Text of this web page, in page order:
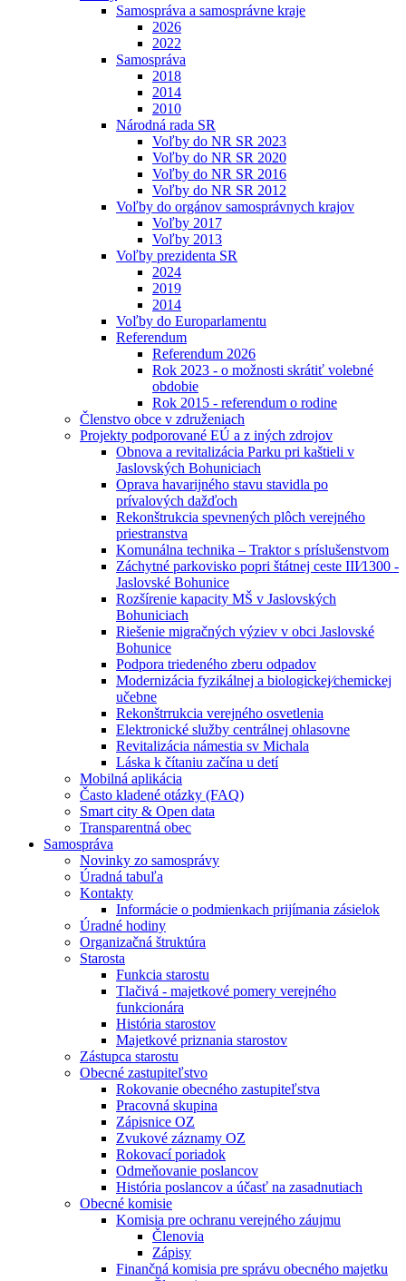
Samospráva a samosprávne kraje
2026
2022
Samospráva
2018
2014
2010
Národná rada SR
Voľby do NR SR 2023
Voľby do NR SR 2020
Voľby do NR SR 2016
Voľby do NR SR 2012
Voľby do orgánov samosprávnych krajov
Voľby 2017
Voľby 2013
Voľby prezidenta SR
2024
2019
2014
Voľby do Europarlamentu
Referendum
Referendum 2026
Rok 2023 - o možnosti skrátiť volebné
obdobie
Rok 2015 - referendum o rodine
Členstvo obce v združeniach
Projekty podporované EÚ a z iných zdrojov
Obnova a revitalizácia Parku pri kaštieli v
Jaslovských Bohuniciach
Oprava havarijného stavu stavidla po
prívalových dažďoch
Rekonštrukcia spevnených plôch verejného
priestranstva
Komunálna technika – Traktor s príslušenstvom
Záchytné parkovisko popri štátnej ceste III⁄1300 -
Jaslovské Bohunice
Rozšírenie kapacity MŠ v Jaslovských
Bohuniciach
Riešenie migračných výziev v obci Jaslovské
Bohunice
Podpora triedeného zberu odpadov
Modernizácia fyzikálnej a biologickej⁄chemickej
učebne
Rekonštrrukcia verejného osvetlenia
Elektronické služby centrálnej ohlasovne
Revitalizácia námestia sv Michala
Láska k čítaniu začína u detí
Mobilná aplikácia
Často kladené otázky (FAQ)
Smart city & Open data
Transparentná obec
Samospráva
Novinky zo samosprávy
Úradná tabuľa
Kontakty
Informácie o podmienkach prijímania zásielok
Úradné hodiny
Organizačná štruktúra
Starosta
Funkcia starostu
Tlačivá - majetkové pomery verejného
funkcionára
História starostov
Majetkové priznania starostov
Zástupca starostu
Obecné zastupiteľstvo
Rokovanie obecného zastupiteľstva
Pracovná skupina
Zápisnice OZ
Zvukové záznamy OZ
Rokovací poriadok
Odmeňovanie poslancov
História poslancov a účasť na zasadnutiach
Obecné komisie
Komisia pre ochranu verejného záujmu
Členovia
Zápisy
Finančná komisia pre správu obecného majetku